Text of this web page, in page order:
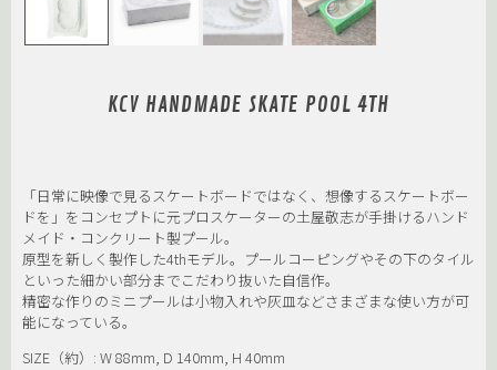
KCV HANDMADE SKATE POOL 4TH
「日常に映像で見るスケートボードではなく、想像するスケートボー
ドを」をコンセプトに元プロスケーターの土屋敬志が手掛けるハンド
メイド・コンクリート製プール。
原型を新しく製作した4thモデル。プールコーピングやその下のタイル
といった細かい部分までこだわり抜いた自信作。
精密な作りのミニプールは小物入れや灰皿などさまざまな使い方が可
能になっている。
SIZE（約）: W 88mm, D 140mm, H 40mm